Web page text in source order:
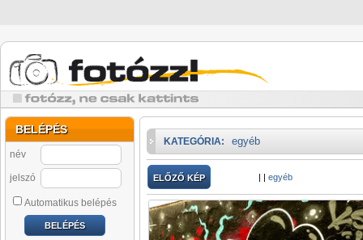
BELÉPÉS
név
jelszó
Automatikus belépés
KATEGÓRIA: egyéb
ELŐZŐ KÉP | | egyéb